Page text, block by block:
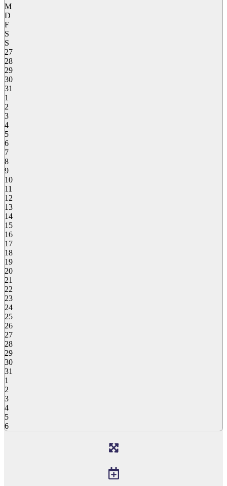
M
D
F
S
S
27
28
29
30
31
1
2
3
4
5
6
7
8
9
10
11
12
13
14
15
16
17
18
19
20
21
22
23
24
25
26
27
28
29
30
31
1
2
3
4
5
6